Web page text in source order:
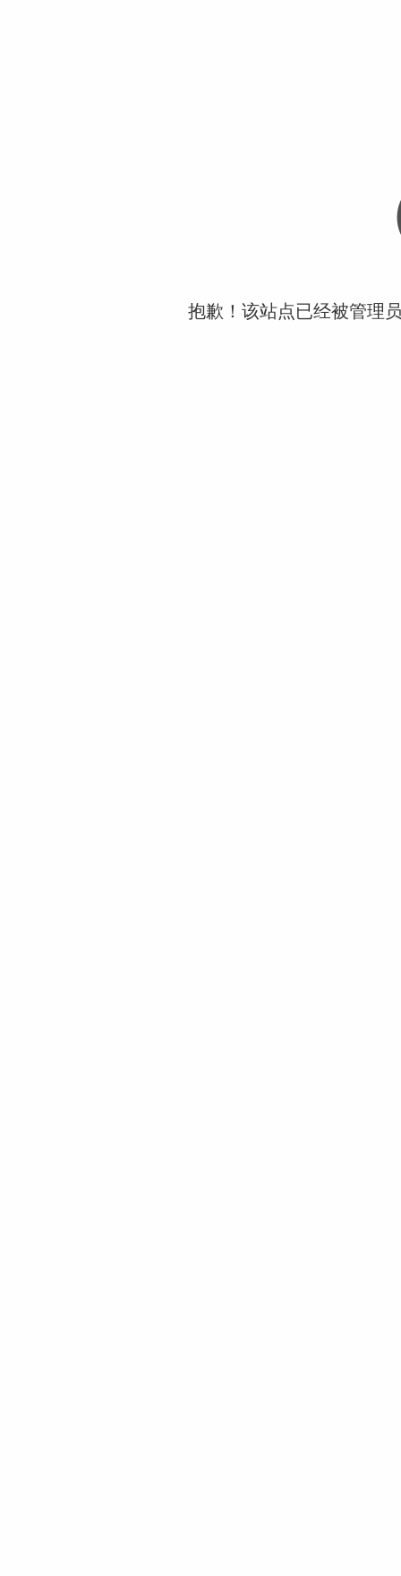
抱歉！该站点已经被管理